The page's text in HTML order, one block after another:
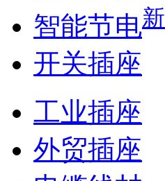
智能节电新
开关插座
工业插座
外贸插座